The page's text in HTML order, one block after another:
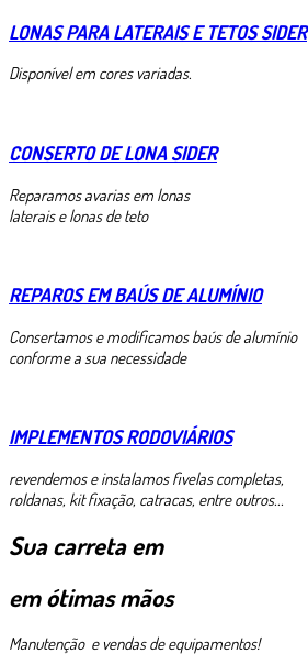
LONAS PARA LATERAIS E TETOS SIDER
Disponível em cores variadas.
CONSERTO DE LONA SIDER
Reparamos avarias em lonas
laterais e lonas de teto
REPAROS EM BAÚS DE ALUMÍNIO
Consertamos e modificamos baús de alumínio
conforme a sua necessidade
IMPLEMENTOS RODOVIÁRIOS
revendemos e instalamos fivelas completas,
roldanas, kit fixação, catracas, entre outros...
Sua carreta em
em ótimas mãos
Manutenção e vendas de equipamentos!